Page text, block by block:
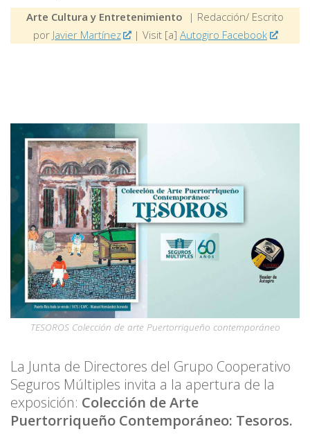
Arte Cultura y Entretenimiento | Redacción/ Escrito
por Javier Martínez | Visit [a] Autogiro Facebook
TESOROS Colección de arte Puertorriqueño contemporáneo
La Junta de Directores del Grupo Cooperativo
Seguros Múltiples invita a la apertura de la
exposición: Colección de Arte
Puertorriqueño Contemporáneo: Tesoros.